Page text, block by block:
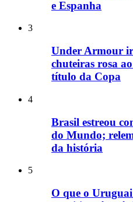
e Espanha
3
Under Armour
chuteiras rosa
título da Copa
4
Brasil estreou
do Mundo;
da história
5
O que o